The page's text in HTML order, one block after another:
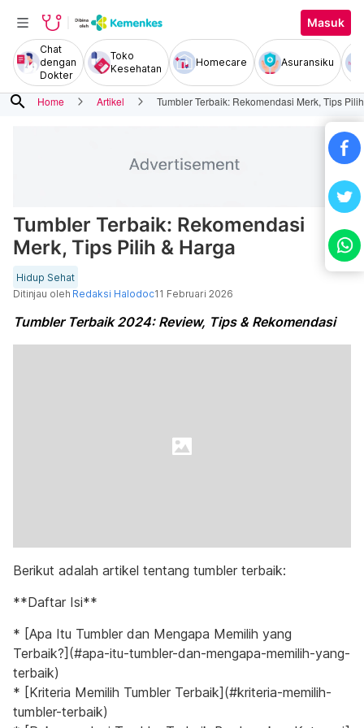
Masuk
Chat
dengan
Dokter
Toko
Kesehatan
Homecare Asuransiku
search Home Artikel Tumbler Terbaik: Rekomendasi Merk, Tips
Tumbler Terbaik: Rekomendasi
Merk, Tips Pilih & Harga
Hidup Sehat
Ditinjau oleh Redaksi Halodoc11 Februari 2026
Tumbler Terbaik 2024: Review, Tips & Rekomendasi
Berikut adalah artikel tentang tumbler terbaik:
**Daftar Isi**
* [Apa Itu Tumbler dan Mengapa Memilih yang
Terbaik?](#apa-itu-tumbler-dan-mengapa-memilih-yang-
terbaik)
* [Kriteria Memilih Tumbler Terbaik](#kriteria-memilih-
tumbler-terbaik)